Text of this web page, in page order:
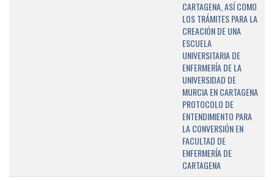
CARTAGENA, ASÍ COMO
LOS TRÁMITES PARA LA
CREACIÓN DE UNA
ESCUELA
UNIVERSITARIA DE
ENFERMERÍA DE LA
UNIVERSIDAD DE
MURCIA EN CARTAGENA
PROTOCOLO DE
ENTENDIMIENTO PARA
LA CONVERSIÓN EN
FACULTAD DE
ENFERMERÍA DE
CARTAGENA